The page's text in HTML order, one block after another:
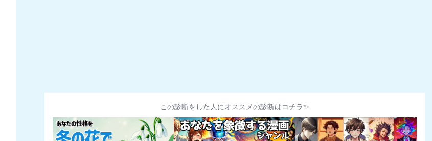
この診断をした人にオススメの診断はコチラ✨